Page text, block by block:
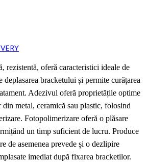
rezistentă, oferă caracteristici ideale de
deplasarea bracketului și permite curățarea
. Adezivul oferă proprietățile optime
din metal, ceramică sau plastic, folosind
. Fotopolimerizare oferă o plăsare
un timp suficient de lucru. Produce
de asemenea prevede și o dezlipire
imediat după fixarea bracketilor.